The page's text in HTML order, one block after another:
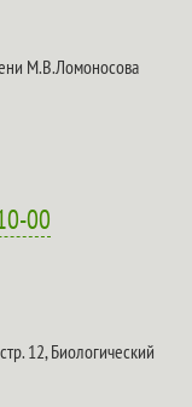
М.В.Ломоносова
00
12,Биологический